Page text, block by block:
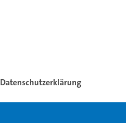
Datenschutzerklärung